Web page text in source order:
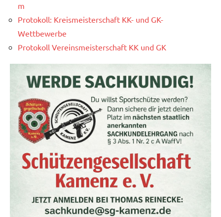
m
Protokoll: Kreismeisterschaft KK- und GK-
Wettbewerbe
Protokoll Vereinsmeisterschaft KK und GK